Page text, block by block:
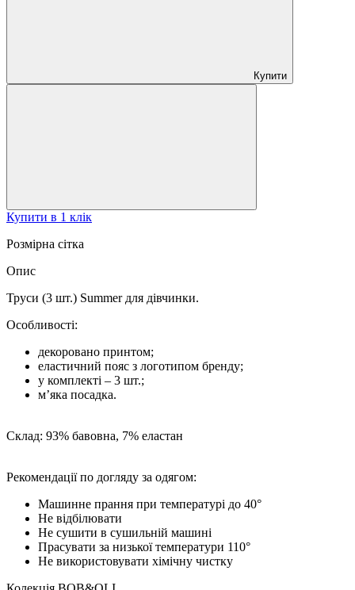
Купити
Купити в 1 клік
Розмірна сітка
Опис
Труси (3 шт.) Summer для дівчинки.
Особливості:
декоровано принтом;
еластичний пояс з логотипом бренду;
у комплекті – 3 шт.;
м’яка посадка.
Склад: 93% бавовна, 7% еластан
Рекомендації по догляду за одягом:
Машинне прання при температурі до 40°
Не відбілювати
Не сушити в сушильній машині
Прасувати за низької температури 110°
Не використовувати хімічну чистку